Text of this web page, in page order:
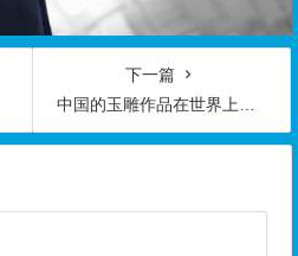
下一篇
中国的玉雕作品在世界上享有很高的声誉